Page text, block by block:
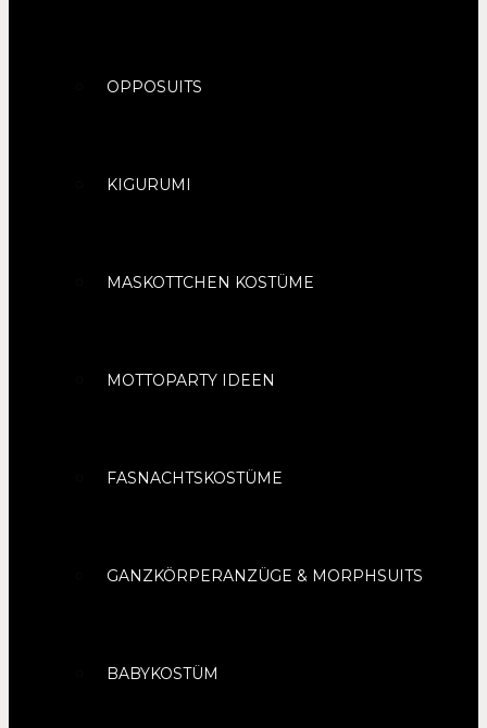
OPPOSUITS
KIGURUMI
MASKOTTCHEN KOSTÜME
MOTTOPARTY IDEEN
FASNACHTSKOSTÜME
GANZKÖRPERANZÜGE & MORPHSUITS
BABYKOSTÜM